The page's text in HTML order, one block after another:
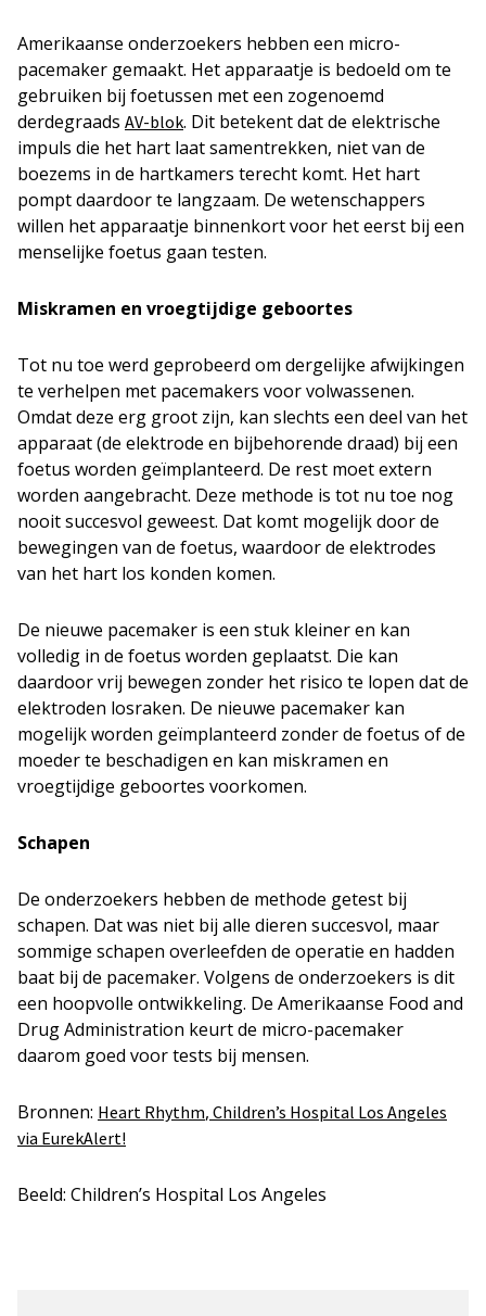
Amerikaanse onderzoekers hebben een micro-
pacemaker gemaakt. Het apparaatje is bedoeld om te
gebruiken bij foetussen met een zogenoemd
derdegraads AV-blok. Dit betekent dat de elektrische
impuls die het hart laat samentrekken, niet van de
boezems in de hartkamers terecht komt. Het hart
pompt daardoor te langzaam. De wetenschappers
willen het apparaatje binnenkort voor het eerst bij een
menselijke foetus gaan testen.
Miskramen en vroegtijdige geboortes
Tot nu toe werd geprobeerd om dergelijke afwijkingen
te verhelpen met pacemakers voor volwassenen.
Omdat deze erg groot zijn, kan slechts een deel van het
apparaat (de elektrode en bijbehorende draad) bij een
foetus worden geïmplanteerd. De rest moet extern
worden aangebracht. Deze methode is tot nu toe nog
nooit succesvol geweest. Dat komt mogelijk door de
bewegingen van de foetus, waardoor de elektrodes
van het hart los konden komen.
De nieuwe pacemaker is een stuk kleiner en kan
volledig in de foetus worden geplaatst. Die kan
daardoor vrij bewegen zonder het risico te lopen dat de
elektroden losraken. De nieuwe pacemaker kan
mogelijk worden geïmplanteerd zonder de foetus of de
moeder te beschadigen en kan miskramen en
vroegtijdige geboortes voorkomen.
Schapen
De onderzoekers hebben de methode getest bij
schapen. Dat was niet bij alle dieren succesvol, maar
sommige schapen overleefden de operatie en hadden
baat bij de pacemaker. Volgens de onderzoekers is dit
een hoopvolle ontwikkeling. De Amerikaanse Food and
Drug Administration keurt de micro-pacemaker
daarom goed voor tests bij mensen.
Bronnen: Heart Rhythm, Children’s Hospital Los Angeles
via EurekAlert!
Beeld: Children’s Hospital Los Angeles